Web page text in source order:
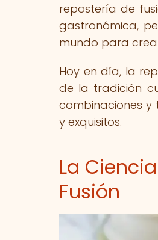
repostería de
gastronómica,
mundo para
Hoy en día, la
de la tradición
combinaciones y
y exquisitos.
La
Fusión